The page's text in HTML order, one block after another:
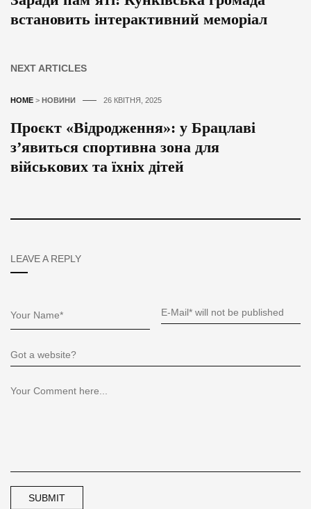
встановить інтерактивний меморіал
NEXT ARTICLES
HOME > НОВИНИ 26 КВІТНЯ, 2025
Проєкт «Відродження»: у Брацлаві
з’явиться спортивна зона для
військових та їхніх дітей
LEAVE A REPLY